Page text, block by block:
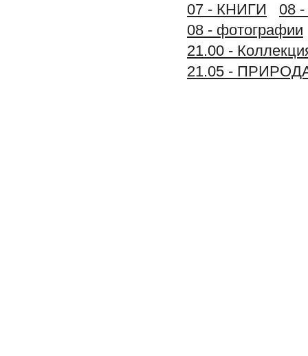
07 - КНИГИ
08
08 - фотографии
21.00 -
21.05 -